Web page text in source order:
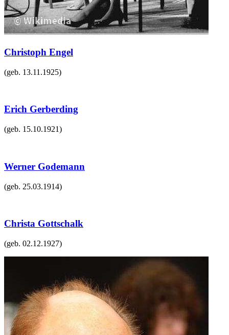
Christoph Engel
(geb. 13.11.1925)
Erich Gerberding
(geb. 15.10.1921)
Werner Godemann
(geb. 25.03.1914)
Christa Gottschalk
(geb. 02.12.1927)